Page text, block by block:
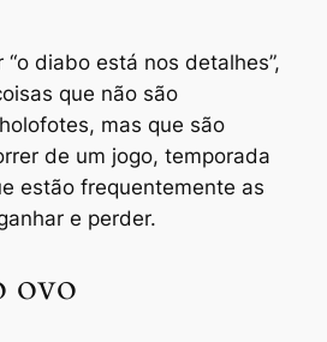
diabo está nos detalhes”,
que não são
mas que são
de um jogo, temporada
estão frequentemente as
e perder.
ovo